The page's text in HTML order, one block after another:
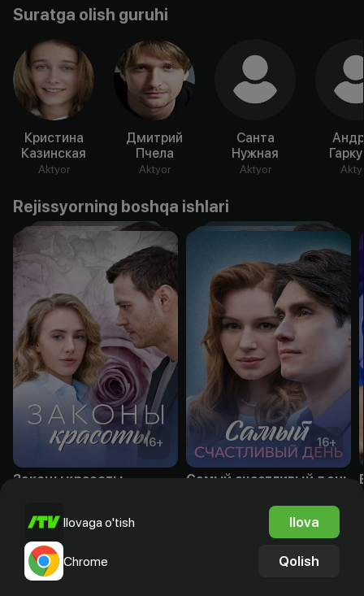
Suratga olish guruhi
Кристина
Казинская
Aktyor
Дмитрий
Пчела
Aktyor
Санта
Нужная
Aktyor
Rejissyorning boshqa ishlari
16+
Законы красоты
16+
Самый счастливый день
Ilovaga o'tish Ilova
Chrome Qolish